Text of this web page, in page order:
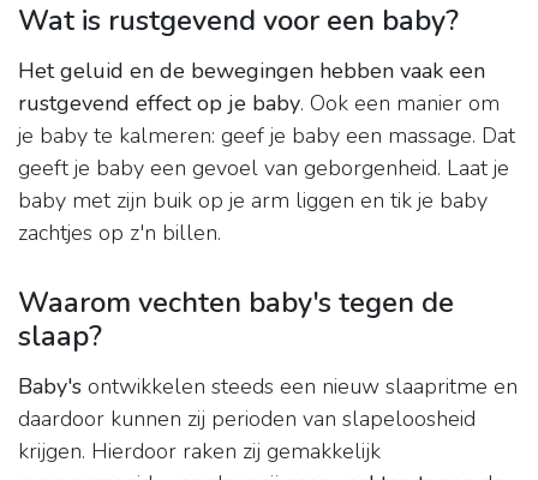
Wat is rustgevend voor een baby?
Het geluid en de bewegingen hebben vaak een
rustgevend effect op je baby. Ook een manier om
je baby te kalmeren: geef je baby een massage. Dat
geeft je baby een gevoel van geborgenheid. Laat je
baby met zijn buik op je arm liggen en tik je baby
zachtjes op z'n billen.
Waarom vechten baby's tegen de
slaap?
Baby's ontwikkelen steeds een nieuw slaapritme en
daardoor kunnen zij perioden van slapeloosheid
krijgen. Hierdoor raken zij gemakkelijk